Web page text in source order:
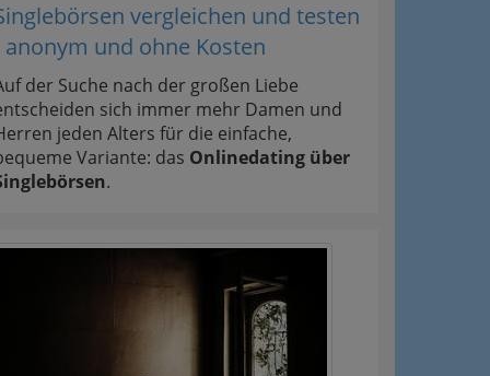
vergleichen und testen
anonym und ohne Kosten
der Suche nach der großen Liebe
sich immer mehr Damen und
jeden Alters für die einfache,
Variante: das Onlinedating über
.